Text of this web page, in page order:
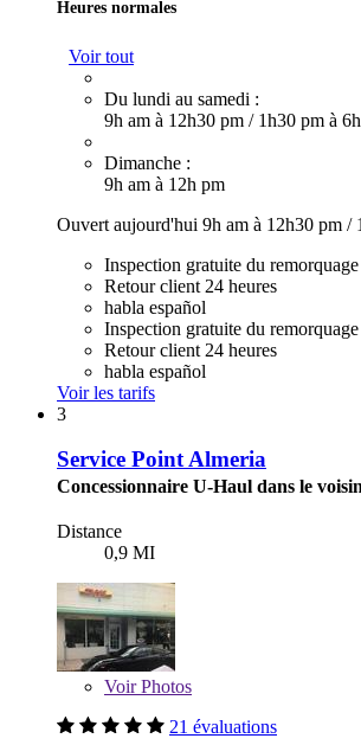
Heures normales
Voir tout
Du lundi au samedi :
9h am à 12h30 pm / 1h30 pm à
Dimanche :
9h am à 12h pm
Ouvert aujourd'hui 9h am à 12h30 pm /
Inspection gratuite du remorquage
Retour client 24 heures
habla español
Inspection gratuite du remorquage
Retour client 24 heures
habla español
Voir les tarifs
3
Service Point Almeria
Concessionnaire U-Haul dans le
Distance
0,9 MI
VoirPhotos
21 évaluations